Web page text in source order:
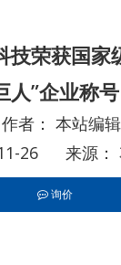
技荣获国家
人”企业称号
者： 本站编
26 来源：
询价